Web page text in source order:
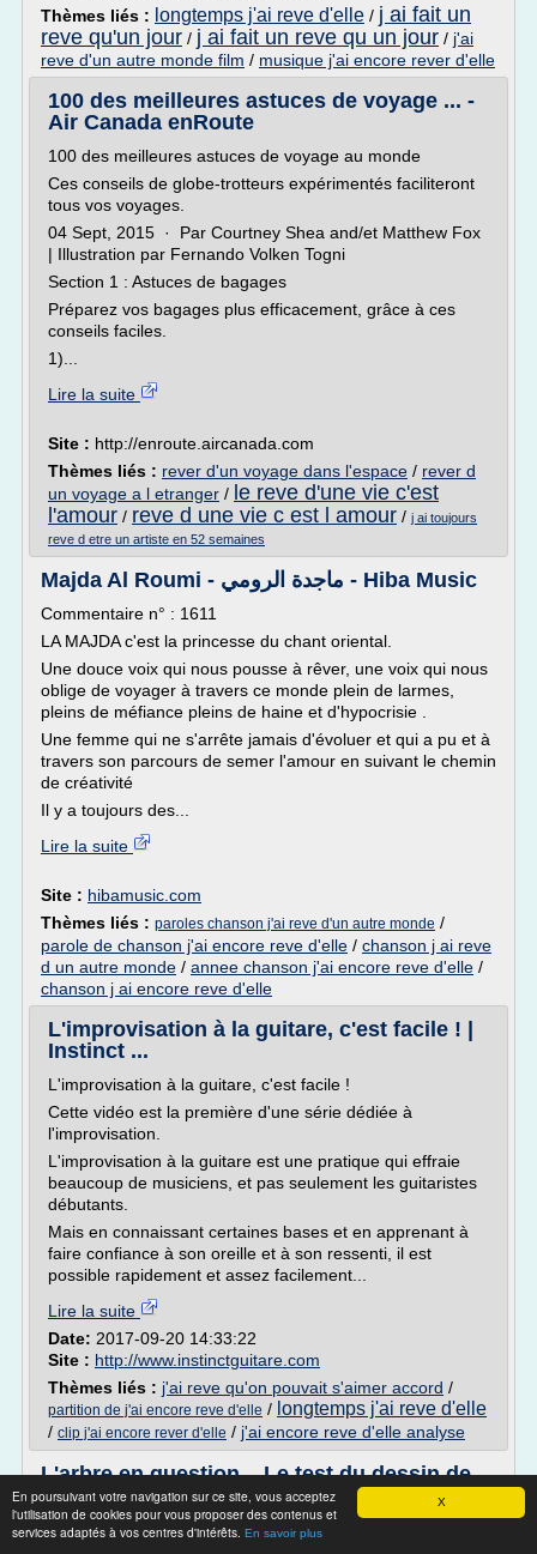
X
En poursuivant votre navigation sur ce site, vous acceptez
l'utilisation de cookies pour vous proposer des contenus et
services adaptés à vos centres d'intérêts. En savoir plus
Thèmes liés : longtemps j'ai reve d'elle / j ai fait un
reve qu'un jour / j ai fait un reve qu un jour / j'ai
reve d'un autre monde film / musique j'ai encore rever d'elle
100 des meilleures astuces de voyage ... -
Air Canada enRoute
100 des meilleures astuces de voyage au monde
Ces conseils de globe-trotteurs expérimentés faciliteront
tous vos voyages.
04 Sept, 2015 · Par Courtney Shea and/et Matthew Fox
| Illustration par Fernando Volken Togni
Section 1 : Astuces de bagages
Préparez vos bagages plus efficacement, grâce à ces
conseils faciles.
1)...
Lire la suite
Site : http://enroute.aircanada.com
Thèmes liés : rever d'un voyage dans l'espace / rever d
un voyage a l etranger / le reve d'une vie c'est
l'amour / reve d une vie c est l amour / j ai toujours
reve d etre un artiste en 52 semaines
Majda Al Roumi - ماجدة الرومي - Hiba Music
Commentaire n° : 1611
LA MAJDA c'est la princesse du chant oriental.
Une douce voix qui nous pousse à rêver, une voix qui nous
oblige de voyager à travers ce monde plein de larmes,
pleins de méfiance pleins de haine et d'hypocrisie .
Une femme qui ne s'arrête jamais d'évoluer et qui a pu et à
travers son parcours de semer l'amour en suivant le chemin
de créativité
Il y a toujours des...
Lire la suite
Site : hibamusic.com
Thèmes liés : paroles chanson j'ai reve d'un autre monde /
parole de chanson j'ai encore reve d'elle / chanson j ai reve
d un autre monde / annee chanson j'ai encore reve d'elle /
chanson j ai encore reve d'elle
L'improvisation à la guitare, c'est facile ! |
Instinct ...
L'improvisation à la guitare, c'est facile !
Cette vidéo est la première d'une série dédiée à
l'improvisation.
L'improvisation à la guitare est une pratique qui effraie
beaucoup de musiciens, et pas seulement les guitaristes
débutants.
Mais en connaissant certaines bases et en apprenant à
faire confiance à son oreille et à son ressenti, il est
possible rapidement et assez facilement...
Lire la suite
Date: 2017-09-20 14:33:22
Site : http://www.instinctguitare.com
Thèmes liés : j'ai reve qu'on pouvait s'aimer accord /
partition de j'ai encore reve d'elle / longtemps j'ai reve d'elle
/ clip j'ai encore rever d'elle / j'ai encore reve d'elle analyse
L'arbre en question... Le test du dessin de
l'arbre en ...
Le test du dessin de l'arbre en consultatin homéopathique